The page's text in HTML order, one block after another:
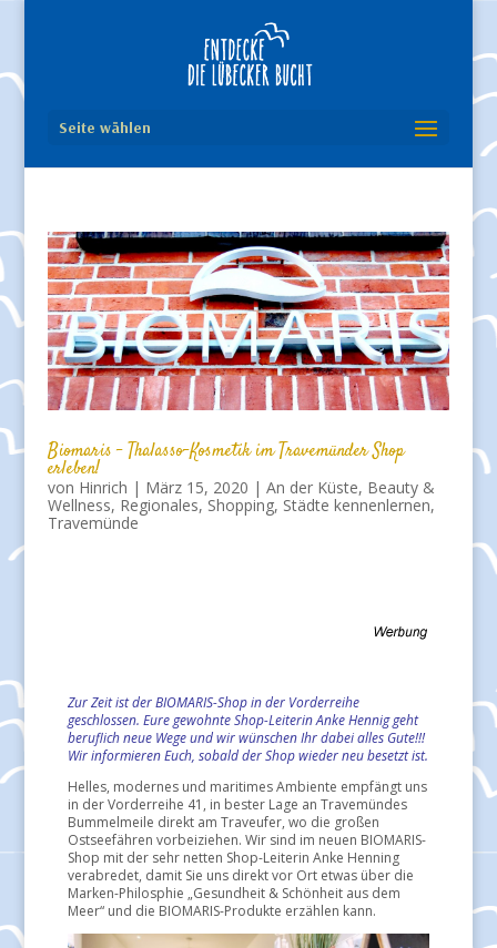
Seite wählen
Biomaris – Thalasso-Kosmetik im Travemünder Shop
erleben!
von Hinrich | März 15, 2020 | An der Küste, Beauty &
Wellness, Regionales, Shopping, Städte kennenlernen,
Travemünde
Zur Zeit ist der BIOMARIS-Shop in der Vorderreihe
geschlossen. Eure gewohnte Shop-Leiterin Anke Hennig geht
beruflich neue Wege und wir wünschen Ihr dabei alles Gute!!!
Wir informieren Euch, sobald der Shop wieder neu besetzt ist.
Helles, modernes und maritimes Ambiente empfängt uns
in der Vorderreihe 41, in bester Lage an Travemündes
Bummelmeile direkt am Traveufer, wo die großen
Ostseefähren vorbeiziehen. Wir sind im neuen BIOMARIS-
Shop mit der sehr netten Shop-Leiterin Anke Henning
verabredet, damit Sie uns direkt vor Ort etwas über die
Marken-Philosphie „Gesundheit & Schönheit aus dem
Meer“ und die BIOMARIS-Produkte erzählen kann.